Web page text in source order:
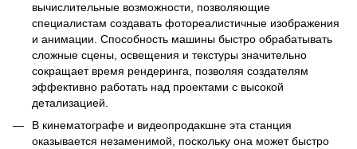
вычислительные возможности, позволяющие
специалистам создавать фотореалистичные изображения
и анимации. Способность машины быстро обрабатывать
сложные сцены, освещения и текстуры значительно
сокращает время рендеринга, позволяя создателям
эффективно работать над проектами с высокой
детализацией.
В кинематографе и видеопродакшне эта станция
оказывается незаменимой, поскольку она может быстро